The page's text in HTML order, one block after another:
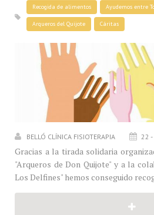
Recogida de alimentos Ayudemos entre
Arqueros del Quijote Cáritas
BELLÓ CLÍNICA FISIOTERAPIA 22
Gracias a la tirada solidaria
"Arqueros de Don Quijote" y a la
Los Delfines" hemos conseguido